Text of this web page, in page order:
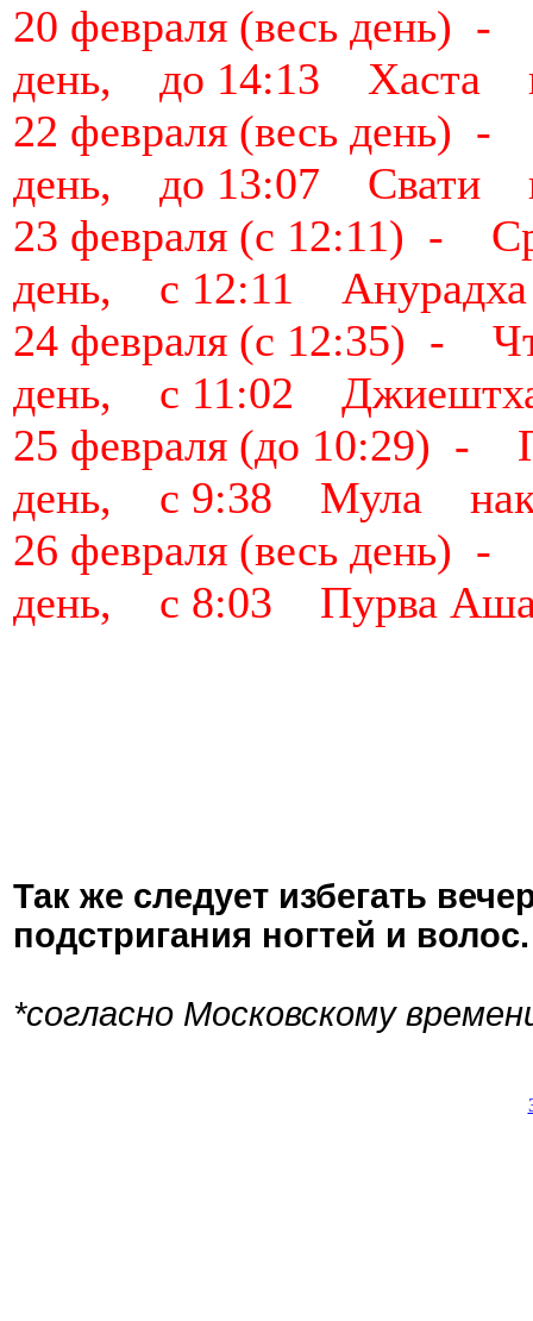
20 февраля (весь
день, до 14:13 Хаста
22 февраля (весь
день, до 13:07 Свати
23 февраля (с 12:11)
день, с 12:11
24 февраля (с 12:35)
день, с 11:02
25 февраля (до
день, с 9:38 Мула
26 февраля (весь
день, с 8:03 Пурва
Так же следует избегать
подстригания ногтей и
*согласно Московскому